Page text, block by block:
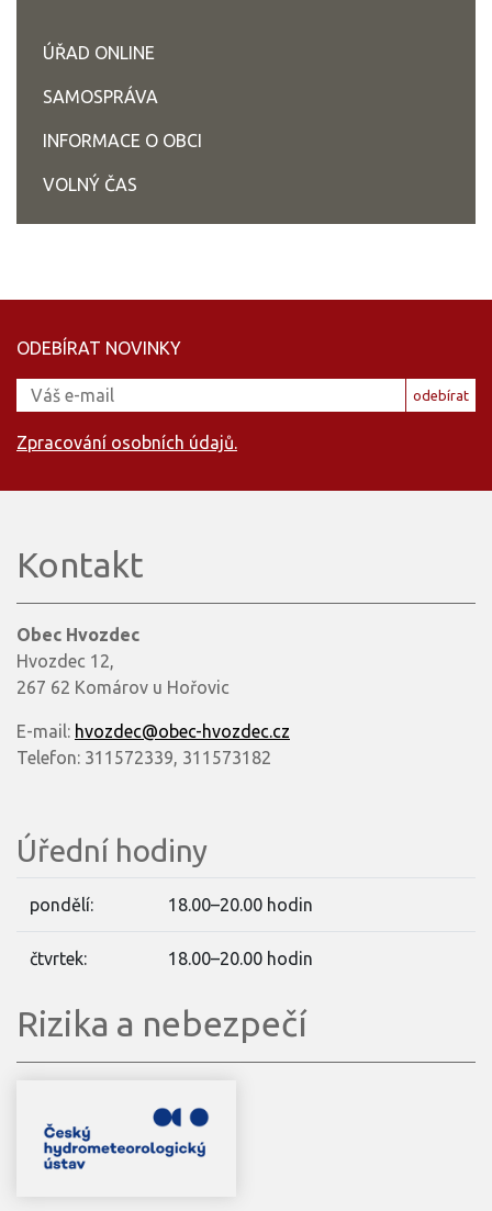
ÚŘAD ONLINE
SAMOSPRÁVA
INFORMACE O OBCI
VOLNÝ ČAS
ODEBÍRAT NOVINKY
odebírat
Zpracování osobních údajů.
Kontakt
Obec Hvozdec
Hvozdec 12,
267 62 Komárov u Hořovic
E-mail: hvozdec@obec-hvozdec.cz
Telefon: 311572339, 311573182
Úřední hodiny
pondělí: 18.00–20.00 hodin
čtvrtek: 18.00–20.00 hodin
Rizika a nebezpečí